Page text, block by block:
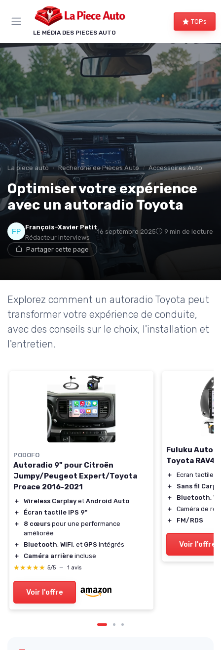
LE MÉDIA DES PIECES AUTO
TOPs
La piece auto Recherche de Pièces Auto Accessoires Auto
Optimiser votre expérience
avec un autoradio Toyota
François-Xavier Petit
Rédacteur interviews
16 septembre 2025 9 min de lecture
Partager cette page
Explorez comment un autoradio Toyota peut
transformer votre expérience de conduite,
avec des conseils sur le choix, l'installation et
l'entretien.
PODOFO
Autoradio 9" pour Citroën
Jumpy/Peugeot Expert/Toyota
Proace 2016-2021
＋ Wireless Carplay et Android Auto
＋
Écran tactile IPS 9"
＋
8 cœurs pour une performance
améliorée
＋
Bluetooth, WiFi, et GPS intégrés
＋
Caméra arrière incluse
★★★★★
★★★★★ 5/5 — 1 avis
Voir l'offre
Fuluku
Toyota RAV4
＋ Ecran tactile
＋
Sans fil
＋
Bluetooth,
＋
Caméra de
＋
FM/RDS
Voir l'offre
Panneau de gestion des cookies